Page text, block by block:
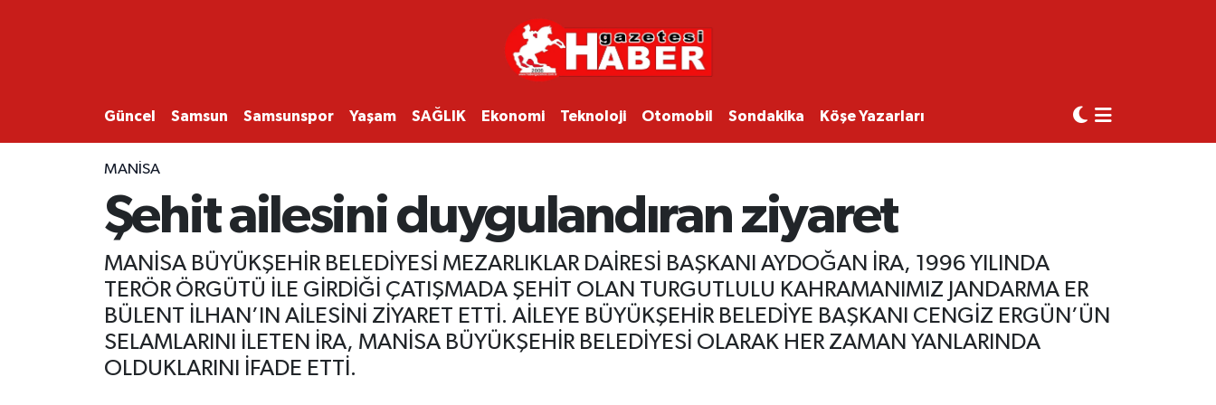
Güncel Samsun Samsunspor Yaşam SAĞLIK Ekonomi Teknoloji Otomobil Sondakika Köşe Yazarları
MANISA
Şehit ailesini duygulandıran ziyaret
MANİSA BÜYÜKŞEHİR BELEDİYESİ MEZARLIKLAR DAİRESİ BAŞKANI AYDOĞAN İRA, 1996 YILINDA
TERÖR ÖRGÜTÜ İLE GİRDİĞİ ÇATIŞMADA ŞEHİT OLAN TURGUTLULU KAHRAMANIMIZ JANDARMA ER
BÜLENT İLHAN’IN AİLESİNİ ZİYARET ETTİ. AİLEYE BÜYÜKŞEHİR BELEDİYE BAŞKANI CENGİZ ERGÜN’ÜN
SELAMLARINI İLETEN İRA, MANİSA BÜYÜKŞEHİR BELEDİYESİ OLARAK HER ZAMAN YANLARINDA
OLDUKLARINI İFADE ETTİ.
SAMSUN
SAMSUNSPOR
EKONOMİ